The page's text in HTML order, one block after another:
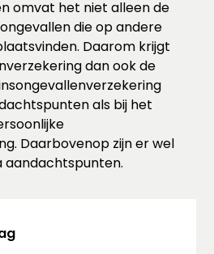
omvat het niet alleen de
die op andere
Daarom krijgt
dan ook de
als bij het
Daarbovenop zijn er wel
aandachtspunten.